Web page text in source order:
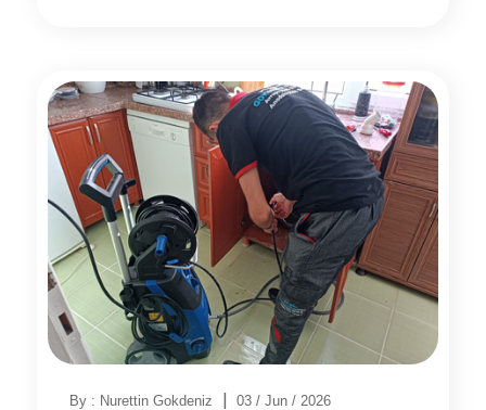
By : Nurettin Gokdeniz 03 / Jun / 2026